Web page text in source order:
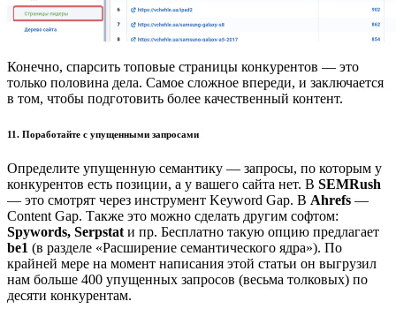
Конечно, спарсить топовые страницы конкурентов — это
только половина дела. Самое сложное впереди, и заключается
в том, чтобы подготовить более качественный контент.
11. Поработайте с упущенными запросами
Определите упущенную семантику — запросы, по которым у
конкурентов есть позиции, а у вашего сайта нет. В SEMRush
— это смотрят через инструмент Keyword Gap. В Ahrefs —
Content Gap. Также это можно сделать другим софтом:
Spywords, Serpstatи пр. Бесплатно такую опцию предлагает
be1 (в разделе «Расширение семантического ядра»). По
крайней мере на момент написания этой статьи он выгрузил
нам больше 400 упущенных запросов (весьма толковых) по
десяти конкурентам.